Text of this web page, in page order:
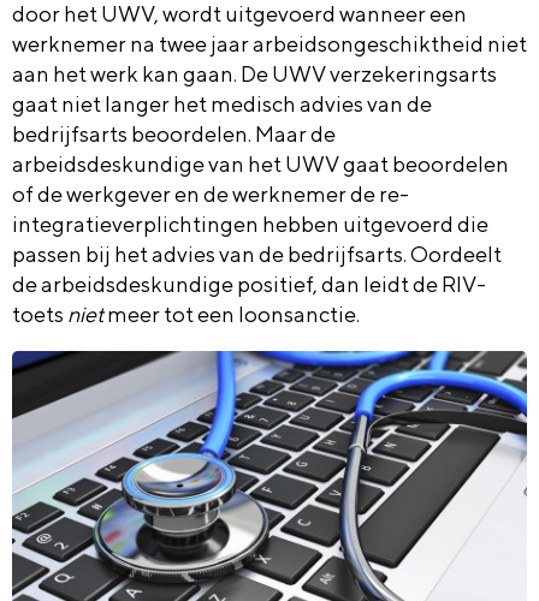
door het UWV, wordt uitgevoerd wanneer een
werknemer na twee jaar arbeidsongeschiktheid niet
aan het werk kan gaan. De UWV verzekeringsarts
gaat niet langer het medisch advies van de
bedrijfsarts beoordelen. Maar de
arbeidsdeskundige van het UWV gaat beoordelen
of de werkgever en de werknemer de re-
integratieverplichtingen hebben uitgevoerd die
passen bij het advies van de bedrijfsarts. Oordeelt
de arbeidsdeskundige positief, dan leidt de RIV-
toets nietmeer tot een loonsanctie.